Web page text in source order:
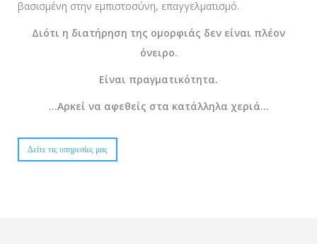
βασισμένη στην εμπιστοσύνη, επαγγελματισμό.
Διότι η διατήρηση της ομορφιάς δεν είναι πλέον
όνειρο.
Είναι πραγματικότητα.
…Αρκεί να αφεθείς στα κατάλληλα χεριά…
Δείτε τις υπηρεσίες μας